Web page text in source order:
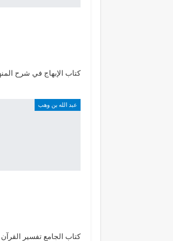
كتاب الإبهاج في شرح
عبد الله بن وهب
كتاب الجامع تفسير القرآن